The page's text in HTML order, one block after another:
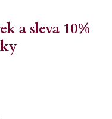
a sleva 10%